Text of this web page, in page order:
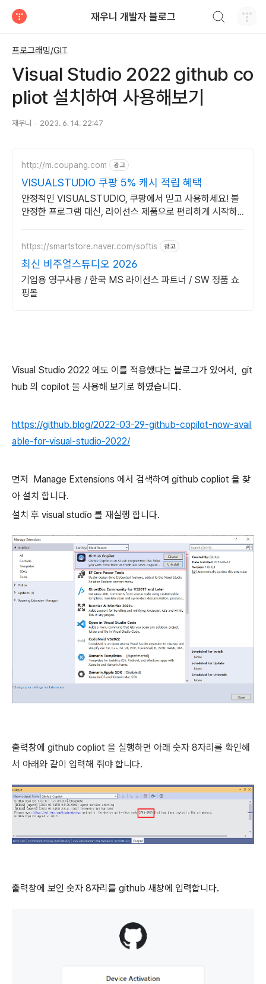
재우니 개발자 블로그
프로그래밍/GIT
Visual Studio 2022 github co
pliot 설치하여 사용해보기
재우니 2023. 6. 14. 22:47
http://m.coupang.com 광고
VISUALSTUDIO 쿠팡 5% 캐시 적립 혜택
안정적인 VISUALSTUDIO, 쿠팡에서 믿고 사용하세요! 불
안정한 프로그램 대신, 라이선스 제품으로 편리하게 시작하
https://smartstore.naver.com/softis 광고
최신 비주얼스튜디오 2026
기업용 영구사용 / 한국 MS 라이선스 파트너 / SW 정품 쇼
핑몰
Visual Studio 2022 에도 이를 적용했다는 블로그가 있어서, git
hub 의 copilot 을 사용해 보기로 하였습니다.
https://github.blog/2022-03-29-github-copilot-now-avail
able-for-visual-studio-2022/
먼저 Manage Extensions 에서 검색하여 github copliot 을 찾
아 설치 합니다.
설치 후 visual studio 를 재실행 합니다.
출력창에 github copliot 을 실행하면 아래 숫자 8자리를 확인해
서 아래와 같이 입력해 줘야 합니다.
출력창에 보인 숫자 8자리를 github 새창에 입력합니다.